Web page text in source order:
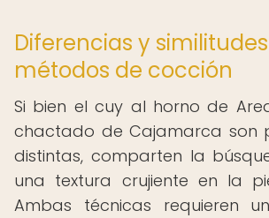
Diferencias y
métodos de cocción
Si bien el cuy al horno de
chactado de Cajamarca son
distintas, comparten la
una textura crujiente en la
Ambas técnicas requieren